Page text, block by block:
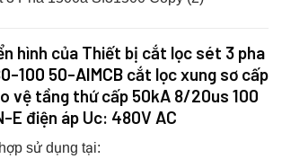
hình của Thiết bị cắt lọc sét 3 pha
100 50-AIMCB cắt lọc xung sơ cấp
vệ tầng thứ cấp 50kA 8/20us 100
E điện áp Uc: 480V AC
sử dụng tại: